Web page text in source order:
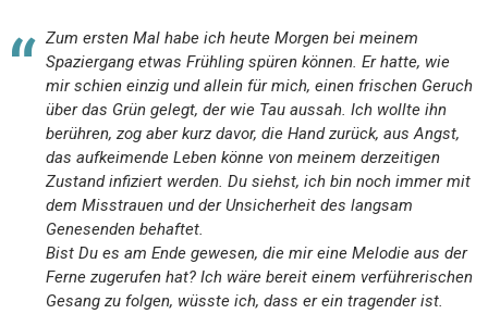
Zum ersten Mal habe ich heute Morgen bei meinem
Spaziergang etwas Frühling spüren können. Er hatte, wie
mir schien einzig und allein für mich, einen frischen Geruch
über das Grün gelegt, der wie Tau aussah. Ich wollte ihn
berühren, zog aber kurz davor, die Hand zurück, aus Angst,
das aufkeimende Leben könne von meinem derzeitigen
Zustand infiziert werden. Du siehst, ich bin noch immer mit
dem Misstrauen und der Unsicherheit des langsam
Genesenden behaftet.
Bist Du es am Ende gewesen, die mir eine Melodie aus der
Ferne zugerufen hat? Ich wäre bereit einem verführerischen
Gesang zu folgen, wüsste ich, dass er ein tragender ist.